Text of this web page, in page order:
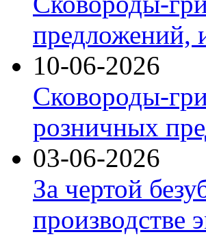
предложений,
10-06-2026
Сковороды-
розничных
03-06-2026
За чертой
производстве